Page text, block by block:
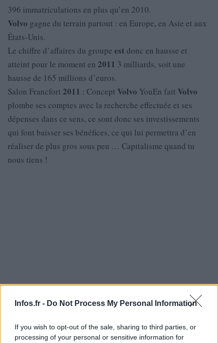
Infos.fr - Do Not Process My Personal Information
If you wish to opt-out of the sale, sharing to third parties, or
processing of your personal or sensitive information for
396 immatriculations en plus qu’en 2010.
Volvo gagne du terrain partout : en Europe, en Asie et aux
États-Unis.
Le chiffre d’affaires du groupe est donc en hausse et
atteint pour le moment en 2011 3 milliards, soit une
hausse de 165 millions d’euros.
Salon Francfort 2011 : Concept Volvo YouEn fait Volvo
plombe ses comptes avec la recherche effectuée et ses
dépenses dans ce sens, ce sont donc ses investissements
qui font baisser ses bénéfices, ce qui lui permettra d’en
réaliser de plus gros sous peu … Capitalisme quand tu
nous tiens !